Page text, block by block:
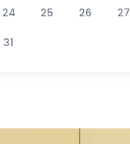
24 25 26 27
31